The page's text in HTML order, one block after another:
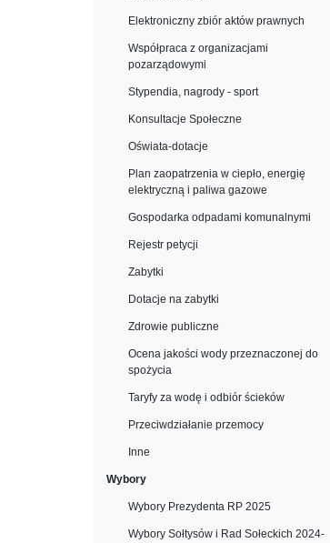
Elektroniczny zbiór aktów prawnych
Współpraca z organizacjami
pozarządowymi
Stypendia, nagrody - sport
Konsultacje Społeczne
Oświata-dotacje
Plan zaopatrzenia w ciepło, energię
elektryczną i paliwa gazowe
Gospodarka odpadami komunalnymi
Rejestr petycji
Zabytki
Dotacje na zabytki
Zdrowie publiczne
Ocena jakości wody przeznaczonej do
spożycia
Taryfy za wodę i odbiór ścieków
Przeciwdziałanie przemocy
Inne
Wybory
Wybory Prezydenta RP 2025
Wybory Sołtysów i Rad Sołeckich 2024-